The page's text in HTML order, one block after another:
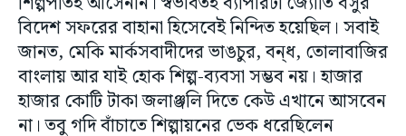
বিদেশ সফরের বাহানা হিসেবেই নিন্দিত হয়েছিল। সবাই
জানত, মেকি মার্কসবাদীদের ভাঙচুর, বন্‌ধ, তোলাবাজির
বাংলায় আর যাই হোক শিল্প-ব্যবসা সম্ভব নয়। হাজার
হাজার কোটি টাকা জলাঞ্জলি দিতে কেউ এখানে আসবেন
না। তবু গদি বাঁচাতে শিল্পায়নের ভেক ধরেছিলেন